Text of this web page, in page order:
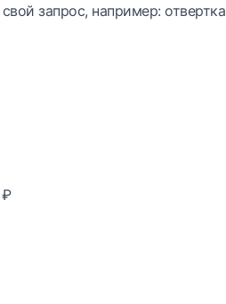
запрос, например: отвертка
₽